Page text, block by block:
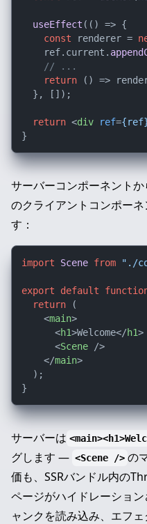
useEffect ( () => {
const renderer =
    ref.
current .
// ...
return
() =>
  }, []);
return <div ref=
サーバーコンポーネント
のクライアントコンポー
す：
import Scene from "./
export default
return (
<main>
<h1>Welcome</h1>
<Scene />
</main>
  );
サーバーは
グします — <Scene /> の
価も、SSRバンドル内の
ページがハイドレーショ
ャンクを読み込み、エフ